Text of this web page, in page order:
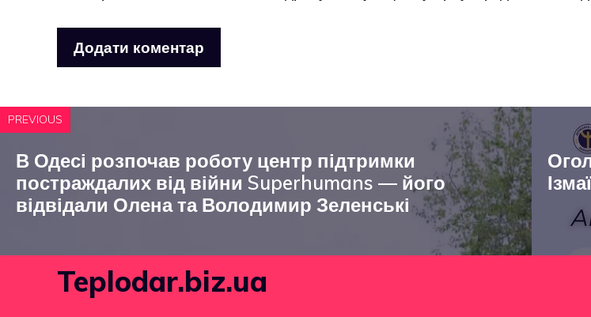
PREVIOUS
В Одесі розпочав роботу центр підтримки
постраждалих від війни Superhumans — його
відвідали Олена та Володимир Зеленські
Teplodar.biz.ua